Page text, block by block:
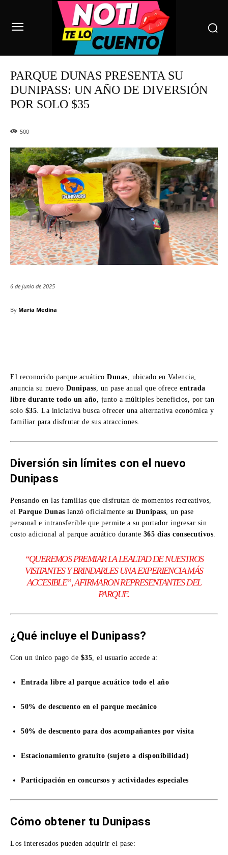
PARQUE DUNAS PRESENTA SU
DUNIPASS: UN AÑO DE DIVERSIÓN
POR SOLO $35
500
6 de junio de 2025
By Maria Medina
El reconocido parque acuático Dunas , ubicado en Valencia,
anuncia su nuevo Dunipass , un pase anual que ofrece entrada
libre durante todo un año , junto a múltiples beneficios, por tan
solo $35 . La iniciativa busca ofrecer una alternativa económica y
familiar para disfrutar de sus atracciones.
Diversión sin límites con el nuevo
Dunipass
Pensando en las familias que disfrutan de momentos recreativos,
el Parque Dunas lanzó oficialmente su Dunipass , un pase
personal e intransferible que permite a su portador ingresar sin
costo adicional al parque acuático durante 365 días consecutivos
“QUEREMOS PREMIAR LA LEALTAD DE NUESTROS
VISITANTES Y BRINDARLES UNA EXPERIENCIA MÁS
ACCESIBLE”, AFIRMARON REPRESENTANTES DEL
PARQUE.
¿Qué incluye el Dunipass?
Con un único pago de $35 , el usuario accede a:
Entrada libre al parque acuático todo el año
50% de descuento en el parque mecánico
50% de descuento para dos acompañantes por visita
Estacionamiento gratuito (sujeto a disponibilidad)
Participación en concursos y actividades especiales
Cómo obtener tu Dunipass
Los interesados pueden adquirir el pase: